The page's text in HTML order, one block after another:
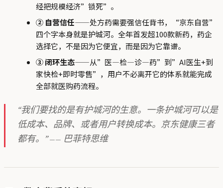
经把规模经济”锁死”。
② 自营信任——处方药需要强信任背书，“京东自营”
四个字本身就是护城河。全年首发超100款新药，药企
选择它，不是因为它便宜，而是因为它靠谱。
③ 闭环生态——从”医—检—诊—药”到”AI医生+到
家快检+即时零售”，用户不必离开它的体系就能完成
全部就医购药流程。
“我们要找的是有护城河的生意。一条护城河可以是
低成本、品牌、或者用户转换成本。京东健康三者
都有。” —— 巴菲特思维